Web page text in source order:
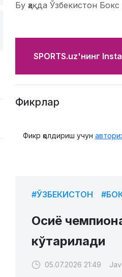
Бу ҳақда Ўзбекистон
SPORTS.uz'нинг
Фикрлар
Фикр қолдириш учун
#ЎЗБЕКИСТОН
Осиё
кўтарилади
05.07.2026 21:49